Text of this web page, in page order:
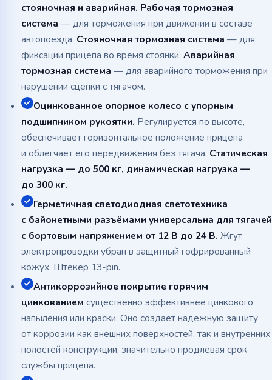
стояночная и аварийная. Рабочая тормозная
система — для торможения при движении в составе
автопоезда. Стояночная тормозная система — для
фиксации прицепа во время стоянки. Аварийная
тормозная система — для аварийного торможения при
нарушении сцепки с тягачом.
Оцинкованное опорное колесо с упорным
подшипником рукоятки. Регулируется по высоте,
обеспечивает горизонтальное положение прицепа
и облегчает его передвижения без тягача. Статическая
нагрузка — до 500 кг, динамическая нагрузка —
до 300 кг.
Герметичная светодиодная светотехника
с байонетными разъёмами универсальна для тягачей
с бортовым напряжением от 12 В до 24 В. Жгут
электропроводки убран в защитный гофрированный
кожух. Штекер 13-pin.
Антикоррозийное покрытие горячим
цинкованием существенно эффективнее цинкового
напыления или краски. Оно создаёт надёжную защиту
от коррозии как внешних поверхностей, так и внутренних
полостей конструкции, значительно продлевая срок
службы прицепа.